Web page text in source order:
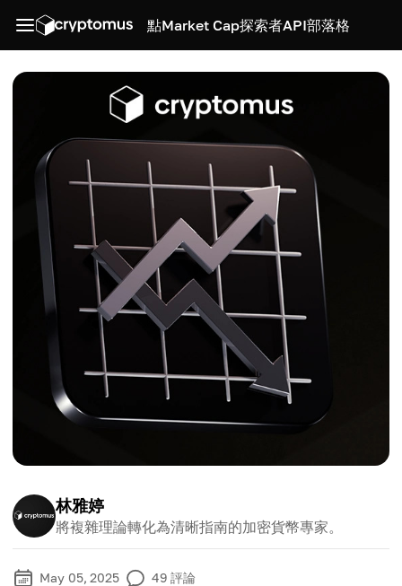
點Market Cap探索者API部落格
林雅婷
將複雜理論轉化為清晰指南的加密貨幣專家。
May 05, 2025 49 評論